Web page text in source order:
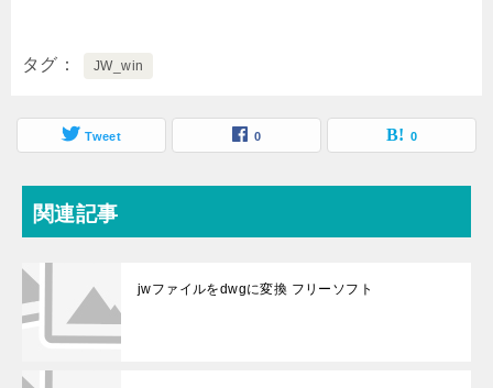
タグ JW_win
Tweet 0 0
関連記事
jwファイルをdwgに変換 フリーソフト